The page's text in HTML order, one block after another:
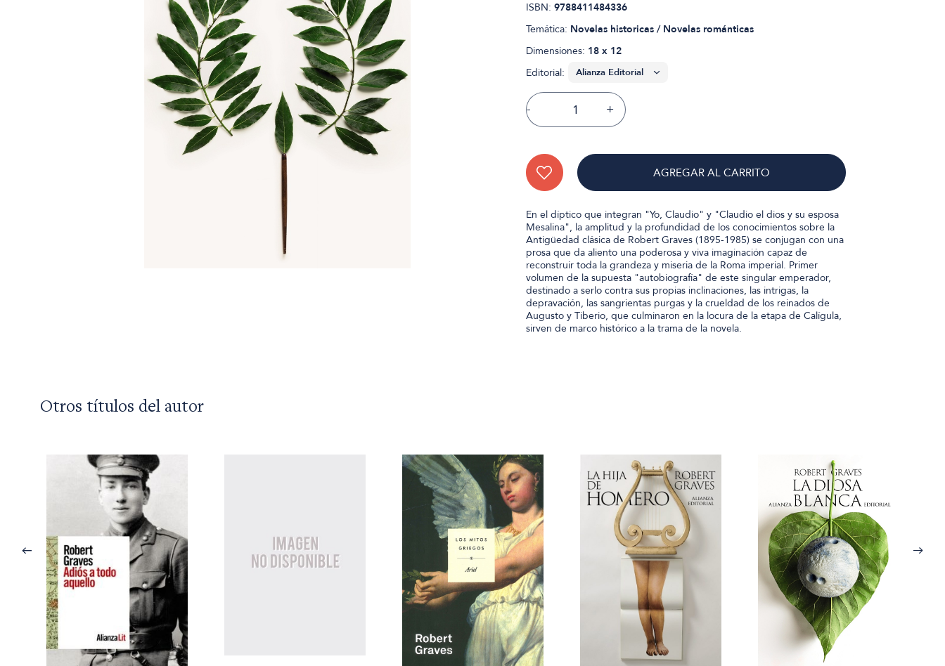
ISBN: 9788411484336
Temática: Novelas historicas / Novelas románticas
Dimensiones: 18 x 12
Editorial:
- +
AGREGAR AL CARRITO
En el díptico que integran "Yo, Claudio" y "Claudio el dios y su esposa
Mesalina", la amplitud y la profundidad de los conocimientos sobre la
Antigüedad clásica de Robert Graves (1895-1985) se conjugan con una
prosa que da aliento una poderosa y viva imaginación capaz de
reconstruir toda la grandeza y miseria de la Roma imperial. Primer
volumen de la supuesta "autobiografía" de este singular emperador,
destinado a serlo contra sus propias inclinaciones, las intrigas, la
depravación, las sangrientas purgas y la crueldad de los reinados de
Augusto y Tiberio, que culminaron en la locura de la etapa de Calígula,
sirven de marco histórico a la trama de la novela.
Otros títulos del autor